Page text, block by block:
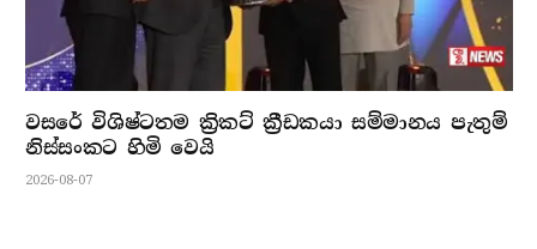
වසරේ විශිෂ්ටතම ක්‍රිකට් ක්‍රීඩකයා සම්මානය පැතුම්
නිස්සංකට හිමි වෙයි
2026-08-07